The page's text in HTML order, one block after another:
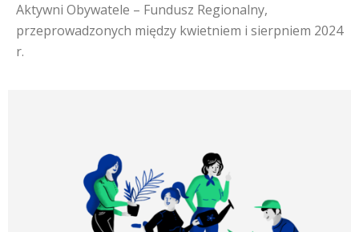
Aktywni Obywatele – Fundusz Regionalny,
przeprowadzonych między kwietniem i sierpniem 2024
r.